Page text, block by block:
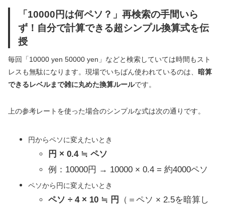
「10000円は何ペソ？」再検索の手間いら
ず！自分で計算できる超シンプル換算式を伝
授
毎回「10000 yen 50000 yen」などと検索していては時間もスト
レスも無駄になります。現場でいちばん使われているのは、 暗算
できるレベルまで雑に丸めた換算ルールです。
上の参考レートを使った場合のシンプルな式は次の通りです。
円からペソに変えたいとき
円 × 0.4 ≒ ペソ
例：10000円 → 10000 × 0.4 = 約4000ペソ
ペソから円に変えたいとき
ペソ ÷ 4 × 10 ≒ 円 （＝ペソ × 2.5を暗算し